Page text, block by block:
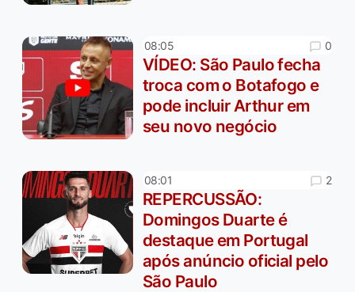
08:05 0
VÍDEO: São Paulo fecha
troca com o Botafogo e
pode incluir Arthur em
seu novo negócio
08:01 2
REPERCUSSÃO:
Domingos Duarte é
destaque em Portugal
após anúncio oficial pelo
São Paulo